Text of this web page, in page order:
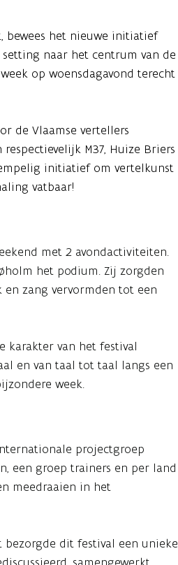
het nieuwe initiatief
naar het centrum van de
op woensdagavond terecht
de Vlaamse vertellers
M37, Huize Briers
initiatief om vertelkunst
vatbaar!
met 2 avondactiviteiten.
het podium. Zij zorgden
en zang vervormden tot een
karakter van het festival
en van taal tot taal langs een
week.
projectgroep
een groep trainers en per land
meedraaien in het
bezorgde dit festival een unieke